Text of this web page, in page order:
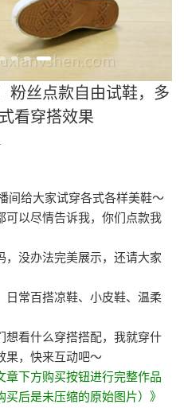
粉丝点款自由试鞋，多
看穿搭效果
间给大家试穿各式各样美鞋～
可以尽情告诉我，你们点款我
没办法完美展示，还请大家
日常百搭凉鞋、小皮鞋、温柔
想看什么穿搭搭配，我就穿什
果，快来互动吧～
章下方购买按钮进行完整作品
后是未压缩的原始图片）》